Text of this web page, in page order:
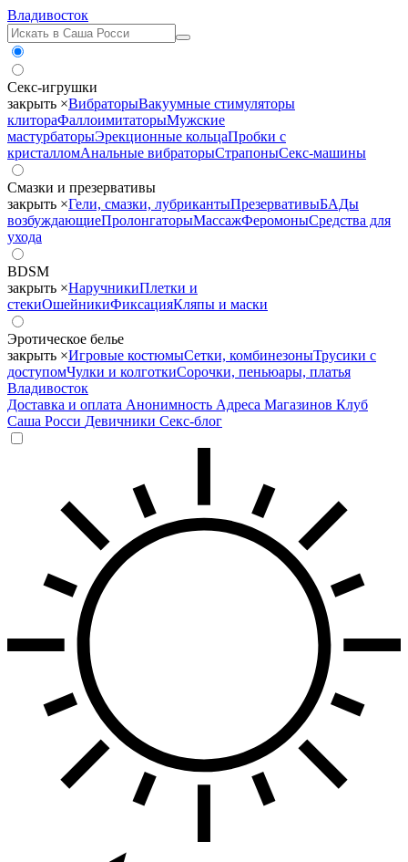
Владивосток
Секс-игрушки
закрыть ×ВибраторыВакуумные стимуляторы
клитораФаллоимитаторыМужские
мастурбаторыЭрекционные кольцаПробки с
кристалломАнальные вибраторыСтрапоныСекс-машины
Смазки и презервативы
закрыть ×Гели, смазки, лубрикантыПрезервативыБАДы
возбуждающиеПролонгаторыМассажФеромоныСредства для
ухода
BDSM
закрыть ×НаручникиПлетки и
стекиОшейникиФиксацияКляпы и маски
Эротическое белье
закрыть ×Игровые костюмыСетки, комбинезоныТрусики с
доступомЧулки и колготкиСорочки, пеньюары, платья
Владивосток
Доставка и оплата Анонимность Адреса Магазинов Клуб
Саша Росси Девичники Секс-блог